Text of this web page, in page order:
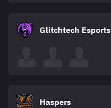
Glitchtech Esports
Haspers